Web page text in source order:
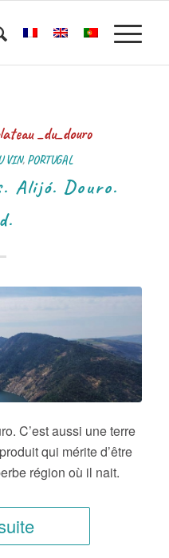
_du_douro
VIN, PORTUGAL
Alijó. Douro.
C’est aussi une terre
qui mérite d’être
région où il nait.